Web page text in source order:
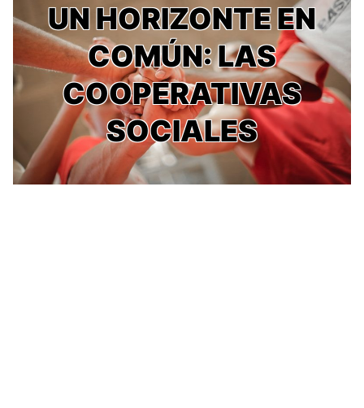
UN HORIZONTE EN
COMÚN: LAS
COOPERATIVAS
SOCIALES